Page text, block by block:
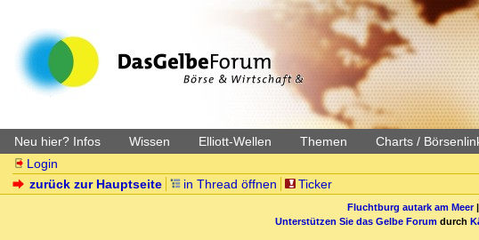
Neu hier? Infos Wissen Elliott-Wellen Themen Charts /
Login
zurück zur Hauptseite
in Thread öffnen Ticker
Fluchtburg autark am Meer|
Unterstützen Sie das Gelbe Forum durch